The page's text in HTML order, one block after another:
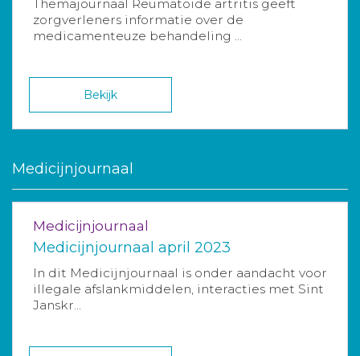
Themajournaal Reumatoïde artritis geeft
zorgverleners informatie over de
medicamenteuze behandeling ...
Bekijk
Medicijnjournaal
Medicijnjournaal
Medicijnjournaal april 2023
In dit Medicijnjournaal is onder aandacht voor
illegale afslankmiddelen, interacties met Sint
Janskr...